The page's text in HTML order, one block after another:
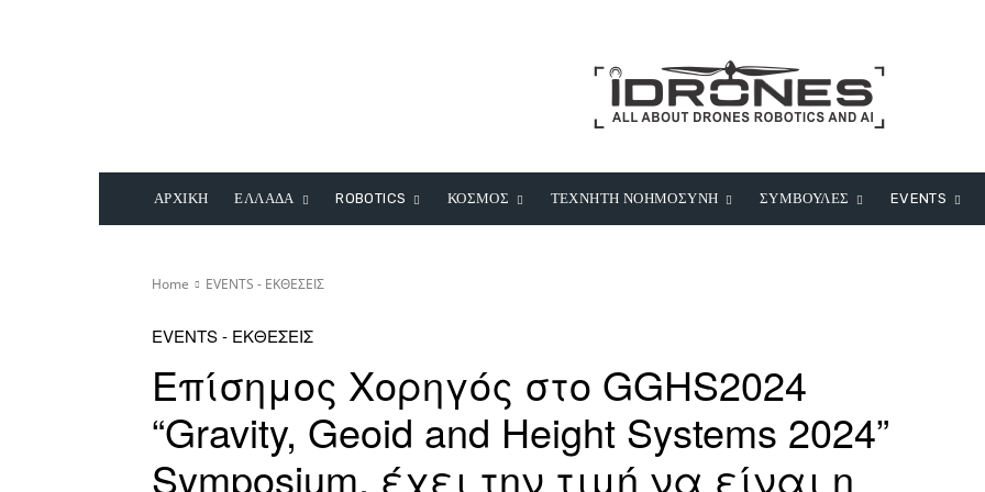
ΑΡΧΙΚΗ ΕΛΛΑΔΑ ROBOTICS ΚΟΣΜΟΣ ΤΕΧΝΗΤΗ ΝΟΗΜΟΣΥΝΗ ΣΥΜΒΟΥΛΕΣ EVENTS
Home EVENTS - ΕΚΘΕΣΕΙΣ
EVENTS - ΕΚΘΕΣΕΙΣ
Επίσημος Χορηγός στο GGHS2024
“Gravity, Geoid and Height Systems 2024”
Symposium, έχει την τιμή να είναι η